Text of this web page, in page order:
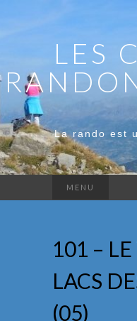
LES
La rando est
MENU
101 –
LACS
(05)